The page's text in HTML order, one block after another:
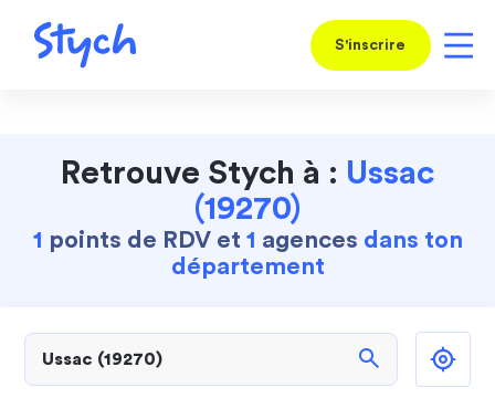
S'inscrire
Retrouve Stych à : Ussac
(19270)
1 points de RDV et 1 agences dans ton
département
search